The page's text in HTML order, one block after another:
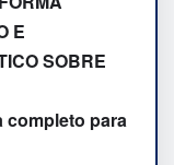
E
SOBRE
completo para